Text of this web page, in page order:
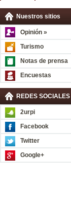
Nuestros sitios
Opinión »
Turismo
Notas de prensa
Encuestas
REDES SOCIALES
2urpi
Facebook
Twitter
Google+